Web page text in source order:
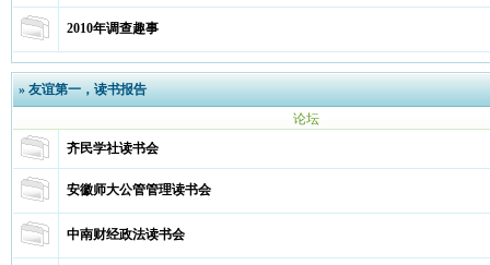
2010年调查趣事
»友谊第一，读书报告
论坛
齐民学社读书会
安徽师大公管管理读书会
中南财经政法读书会